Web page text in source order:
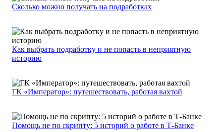
Сколько можно получать на подработках
Как выбрать подработку и не попасть в неприятную
историю
ГК «Император»: путешествовать, работая вахтой
Помощь не по скрипту: 5 историй о работе в Т-Банке